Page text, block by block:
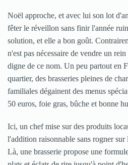
Noël approche, et avec lui son lot
fêter le réveillon sans finir l'année
solution, et elle a bon goût.
n'est pas nécessaire de vendre un
digne de ce nom. Un peu partout en
quartier, des brasseries pleines de
familiales dégainent des menus
50 euros, foie gras, bûche et bonne
Ici, un chef mise sur des produits
l'addition raisonnable sans rogner sur
Là, une brasserie propose une